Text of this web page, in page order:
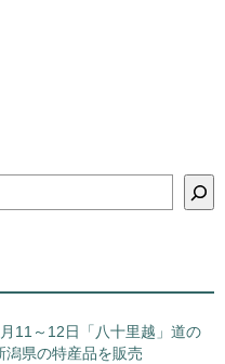
11～12日「八十里越」道の
県の特産品を販売